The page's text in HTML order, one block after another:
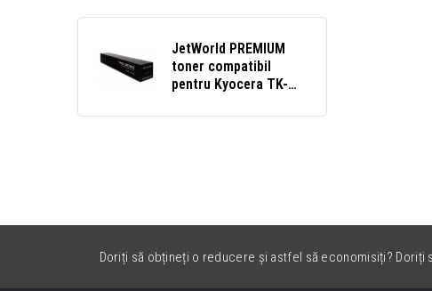
JetWorld PREMIUM
toner compatibil
pentru Kyocera TK-
negru (black)
Doriți să obțineți o reducere și astfel să economisiți?